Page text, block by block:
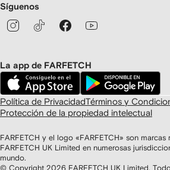
Síguenos
La app de FARFETCH
Política de PrivacidadTérminos y
Protección de la propiedad intelectual
FARFETCH y el logo «FARFETCH» son marcas
FARFETCH UK Limited en numerosas
mundo.
© Copyright 2026 FARFETCH UK Limited.